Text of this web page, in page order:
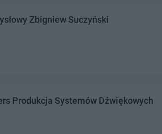
Zbigniew Suczyński
Produkcja Systemów Dźwiękowych